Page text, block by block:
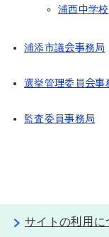
浦西中学校
浦添市議会事務局
選挙管理委員会事
監査委員事務局
サイトの利用に